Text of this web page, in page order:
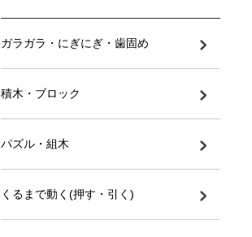
ガラガラ・にぎにぎ・歯固め
積木・ブロック
パズル・組木
くるまで動く(押す・引く)